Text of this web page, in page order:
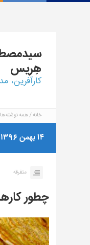
هِریس
کارآفرین،
خانه همه نوشته‌ها
۱۴ بهمن ۱۳۹۶
متفرقه
چطور